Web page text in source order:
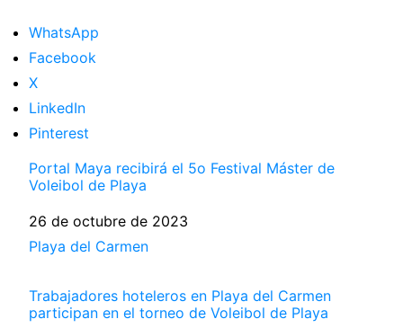
WhatsApp
Facebook
X
LinkedIn
Pinterest
Portal Maya recibirá el 5o Festival Máster de
Voleibol de Playa
Fecha
26 de octubre de 2023
Respecto a
Playa del Carmen
Trabajadores hoteleros en Playa del Carmen
participan en el torneo de Voleibol de Playa